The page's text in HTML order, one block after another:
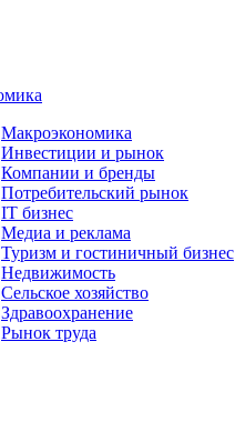
Макроэкономика
Инвестиции и рынок
Компании и бренды
Потребительский рынок
IT бизнес
Медиа и реклама
Туризм и гостиничный бизнес
Недвижимость
Сельское хозяйство
Здравоохранение
Рынок труда